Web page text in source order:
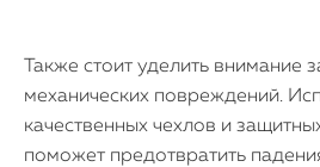
Также стоит уделить внимание
механических повреждений.
качественных чехлов и
поможет предотвратить